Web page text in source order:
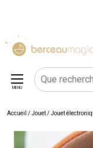
MENU
Accueil /Jouet/Jouet